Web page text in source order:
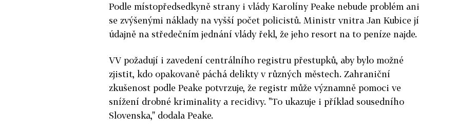
Podle místopředsedkyně strany i vlády Karolíny Peake nebude problém ani
se zvýšenými náklady na vyšší počet policistů. Ministr vnitra Jan Kubice jí
údajně na středečním jednání vlády řekl, že jeho resort na to peníze najde.
VV požadují i zavedení centrálního registru přestupků, aby bylo možné
zjistit, kdo opakovaně páchá delikty v různých městech. Zahraniční
zkušenost podle Peake potvrzuje, že registr může významně pomoci ve
snížení drobné kriminality a recidivy. "To ukazuje i příklad sousedního
Slovenska," dodala Peake.